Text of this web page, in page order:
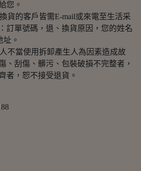
您。
貨的客戶皆需E-mail或來電至生活采
訂單號碼，退、換貨原因，您的姓名
址。
不當使用拆卸產生人為因素造成故
、刮傷、髒污、包裝破損不完整者，
者，恕不接受退貨。